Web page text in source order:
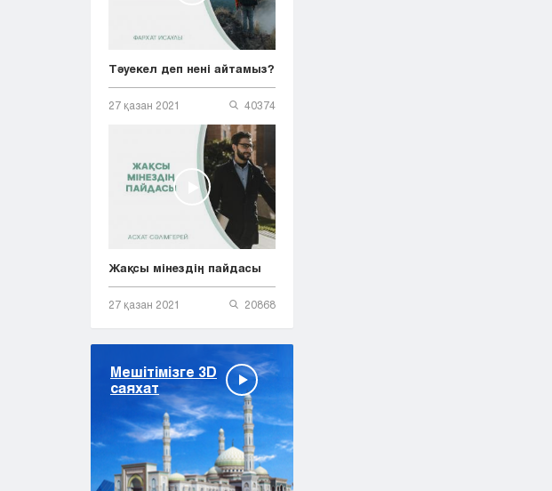
Тәуекел деп нені айтамыз?
27 қазан 2021 40374
Жақсы мінездің пайдасы
27 қазан 2021 20868
Мешітімізге 3D
саяхат